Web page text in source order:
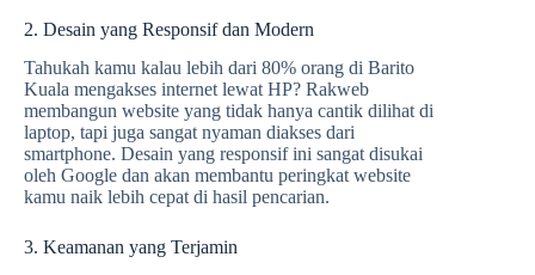
2. Desain yang Responsif dan Modern
Tahukah kamu kalau lebih dari 80% orang di Barito
Kuala mengakses internet lewat HP? Rakweb
membangun website yang tidak hanya cantik dilihat di
laptop, tapi juga sangat nyaman diakses dari
smartphone. Desain yang responsif ini sangat disukai
oleh Google dan akan membantu peringkat website
kamu naik lebih cepat di hasil pencarian.
3. Keamanan yang Terjamin